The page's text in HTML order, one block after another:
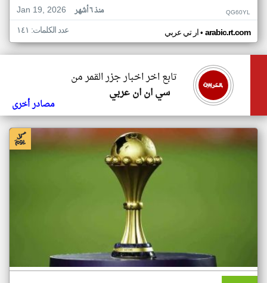
Jan 19, 2026
منذ ٦ أشهر QG60YL
ار تي عربي• arabic.rt.com عدد الكلمات: ١٤١
تابع اخر اخبار جزر القمر من
سي ان ان عربي
مصادر أخرى